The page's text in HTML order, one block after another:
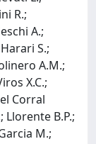
R.;
A.;
S.;
A.M.;
X.C.;
Corral
Llorente B.P.;
M.;